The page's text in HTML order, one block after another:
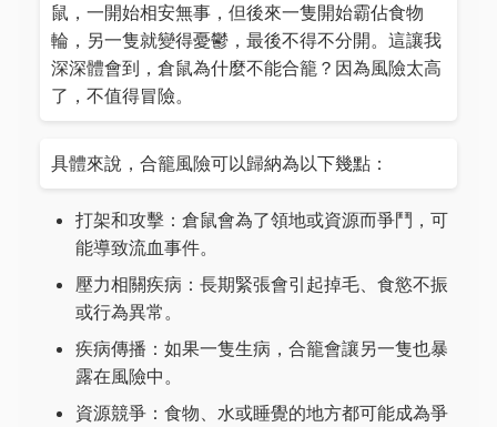
鼠，一開始相安無事，但後來一隻開始霸佔食物
輪，另一隻就變得憂鬱，最後不得不分開。這讓我
深深體會到，倉鼠為什麼不能合籠？因為風險太高
了，不值得冒險。
具體來說，合籠風險可以歸納為以下幾點：
打架和攻擊：倉鼠會為了領地或資源而爭鬥，可
能導致流血事件。
壓力相關疾病：長期緊張會引起掉毛、食慾不振
或行為異常。
疾病傳播：如果一隻生病，合籠會讓另一隻也暴
露在風險中。
資源競爭：食物、水或睡覺的地方都可能成為爭